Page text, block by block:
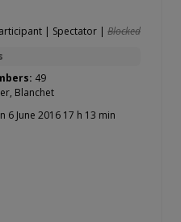
| Spectator | Blocked
49
Blanchet
6 June 2016 17 h 13 min